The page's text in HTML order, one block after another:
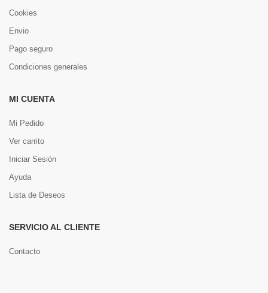
Cookies
Envio
Pago seguro
Condiciones generales
MI CUENTA
Mi Pedido
Ver carrito
Iniciar Sesión
Ayuda
Lista de Deseos
SERVICIO AL CLIENTE
Contacto